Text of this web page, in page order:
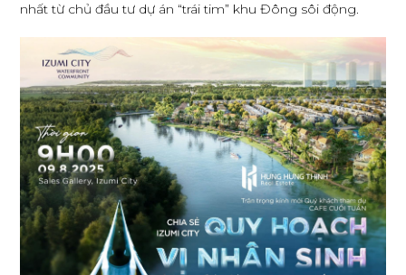
nhất từ chủ đầu tư dự án “trái tim” khu Đông sôi động.